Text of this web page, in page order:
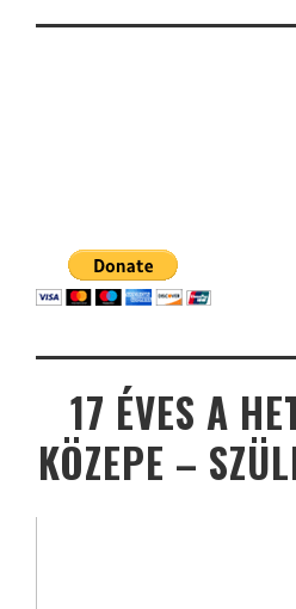
17 ÉVES A
KÖZEPE –